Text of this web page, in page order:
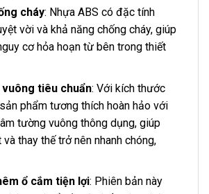
cháy: Nhựa ABS có đặc tính
vời và khả năng chống cháy, giúp
cơ hỏa hoạn từ bên trong thiết
tiêu chuẩn: Với kích thước
phẩm tương thích hoàn hảo với
tường vuông thông dụng, giúp
thay thế trở nên nhanh chóng,
ổ cắm tiện lợi: Phiên bản này